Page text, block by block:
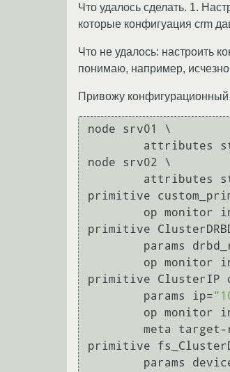
Что удалось сделать. 1.
которые конфигуация crm
Что не удалось: настроить
понимаю, например,
Привожу конфигурационный
node srv01 \
attributes
node srv02 \
attributes
primitive
op monitor
primitive
params
op monitor
primitive ClusterIP
	params ip=
op monitor
meta
primitive
params